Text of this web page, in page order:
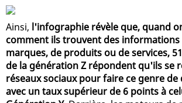
Ainsi, l'infographie révèle que, quand
comment ils trouvent des informations
marques, de produits ou de services,
de la génération Z répondent qu'ils se
réseaux sociaux pour faire ce genre de
avec un taux supérieur de 6 points à